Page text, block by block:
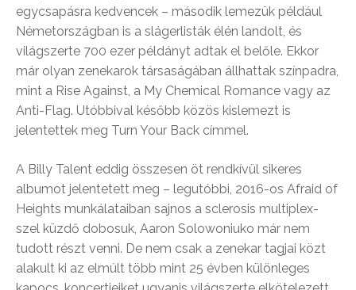
egycsapásra kedvencek – második lemezük például
Németországban is a slágerlisták élén landolt, és
világszerte 700 ezer példányt adtak el belőle. Ekkor
már olyan zenekarok társaságában állhattak színpadra,
mint a Rise Against, a My Chemical Romance vagy az
Anti-Flag. Utóbbival később közös kislemezt is
jelentettek meg Turn Your Back címmel.
A Billy Talent eddig összesen öt rendkívül sikeres
albumot jelentetett meg – legutóbbi, 2016-os Afraid of
Heights munkálataiban sajnos a sclerosis multiplex-
szel küzdő dobosuk, Aaron Solowoniuko már nem
tudott részt venni. De nem csak a zenekar tagjai közt
alakult ki az elmúlt több mint 25 évben különleges